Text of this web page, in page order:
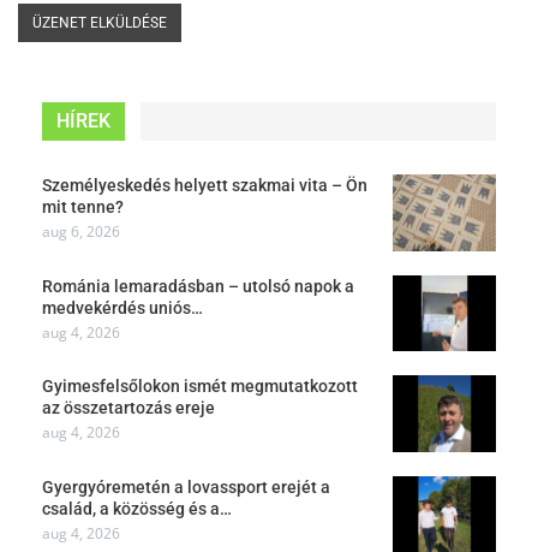
HÍREK
Személyeskedés helyett szakmai vita – Ön
mit tenne?
aug 6, 2026
Románia lemaradásban – utolsó napok a
medvekérdés uniós…
aug 4, 2026
Gyimesfelsőlokon ismét megmutatkozott
az összetartozás ereje
aug 4, 2026
Gyergyóremetén a lovassport erejét a
család, a közösség és a…
aug 4, 2026